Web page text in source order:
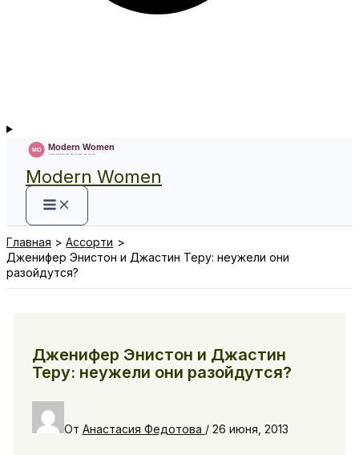
Modern Women
Главная
Ассорти
Дженифер Энистон и Джастин Теру: неужели они
разойдутся?
Дженифер Энистон и Джастин
Теру: неужели они разойдутся?
От Анастасия Федотова / 26 июня, 2013